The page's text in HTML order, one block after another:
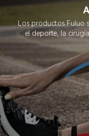
Los productos Fuluo
el deporte, la